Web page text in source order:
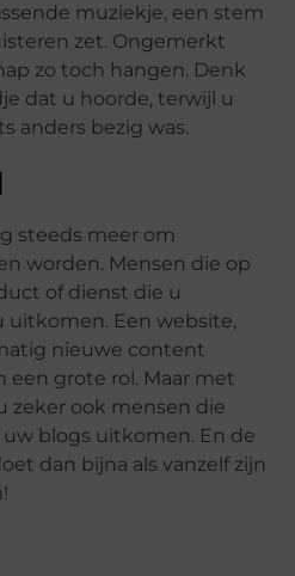
muziekje, een stem
zet. Ongemerkt
zo toch hangen. Denk
dat u hoorde, terwijl u
anders bezig was.
steeds meer om
worden. Mensen die op
of dienst die u
uitkomen. Een website,
nieuwe content
een grote rol. Maar met
zeker ook mensen die
blogs uitkomen. En de
dan bijna als vanzelf zijn